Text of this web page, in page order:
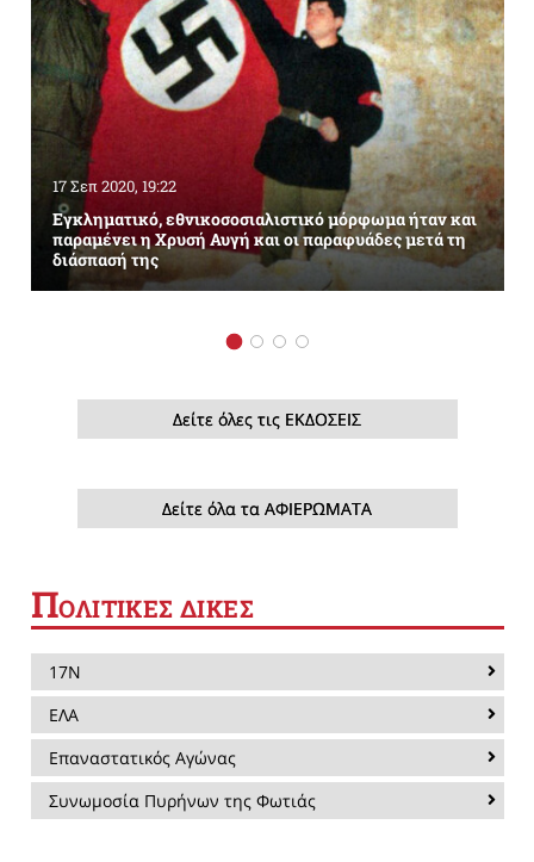
17 Σεπ 2020, 19:22
Εγκληματικό, εθνικοσοσιαλιστικό μόρφωμα ήταν και
παραμένει η Χρυσή Αυγή και οι παραφυάδες μετά τη
διάσπασή της
Δείτε όλες τις ΕΚΔΟΣΕΙΣ
Δείτε όλα τα ΑΦΙΕΡΩΜΑΤΑ
ΠΟΛΙΤΙΚΕΣ ΔΙΚΕΣ
17Ν
ΕΛΑ
Επαναστατικός Αγώνας
Συνωμοσία Πυρήνων της Φωτιάς